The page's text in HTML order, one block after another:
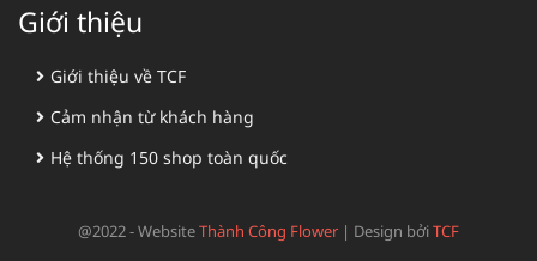
Giới thiệu
Giới thiệu về TCF
Cảm nhận từ khách hàng
Hệ thống 150 shop toàn quốc
@2022 - WebsiteThành Công Flower | Design bởiTCF